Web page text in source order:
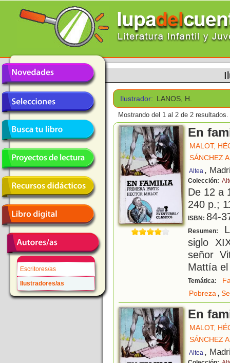
Escritores/as
Ilustradores/as
Ilustrador: LANOS, H.
Mostrando del 1 al 2 de 2 resultados.
En
MALOT,
SÁNCHEZ
Altea ,
Colección:
De 12 a
240 p.;
ISBN: 84-
Resumen:
siglo
señor
Mattía
Temática:
Pobreza,
En
MALOT,
SÁNCHEZ
Altea ,